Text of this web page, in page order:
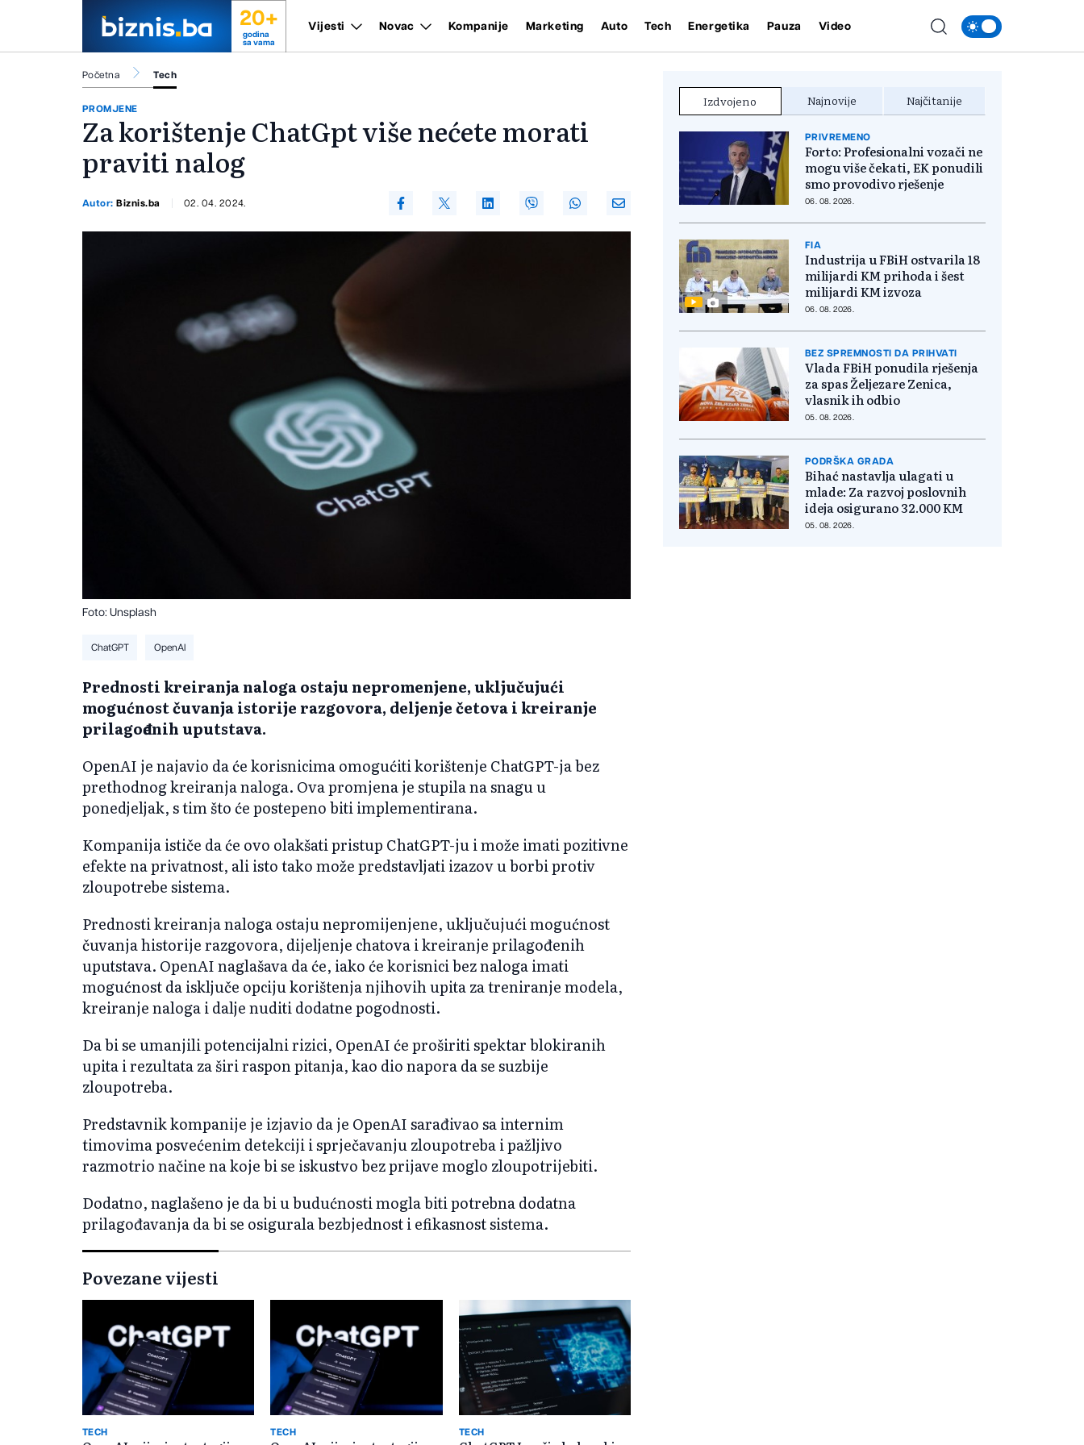
20+
godina
sa vama
Vijesti Novac Kompanije Marketing Auto Tech Energetika Pauza Video
Početna Tech
PROMJENE
Za korištenje ChatGpt više nećete morati
praviti nalog
Autor:Biznis.ba 02. 04. 2024.
Foto: Unsplash
ChatGPT OpenAI
Prednosti kreiranja naloga ostaju nepromenjene, uključujući
mogućnost čuvanja istorije razgovora, deljenje četova i kreiranje
prilagođenih uputstava.
OpenAI je najavio da će korisnicima omogućiti korištenje ChatGPT-ja bez
prethodnog kreiranja naloga. Ova promjena je stupila na snagu u
ponedjeljak, s tim što će postepeno biti implementirana.
Kompanija ističe da će ovo olakšati pristup ChatGPT-ju i može imati pozitivne
efekte na privatnost, ali isto tako može predstavljati izazov u borbi protiv
zloupotrebe sistema.
Prednosti kreiranja naloga ostaju nepromijenjene, uključujući mogućnost
čuvanja historije razgovora, dijeljenje chatova i kreiranje prilagođenih
uputstava. OpenAI naglašava da će, iako će korisnici bez naloga imati
mogućnost da isključe opciju korištenja njihovih upita za treniranje modela,
kreiranje naloga i dalje nuditi dodatne pogodnosti.
Da bi se umanjili potencijalni rizici, OpenAI će proširiti spektar blokiranih
upita i rezultata za širi raspon pitanja, kao dio napora da se suzbije
zloupotreba.
Predstavnik kompanije je izjavio da je OpenAI sarađivao sa internim
timovima posvećenim detekciji i sprječavanju zloupotreba i pažljivo
razmotrio načine na koje bi se iskustvo bez prijave moglo zloupotrijebiti.
Dodatno, naglašeno je da bi u budućnosti mogla biti potrebna dodatna
prilagođavanja da bi se osigurala bezbjednost i efikasnost sistema.
Povezane vijesti
TECH TECH TECH
Izdvojeno Najnovije Najčitanije
PRIVREMENO
Forto: Profesionalni vozači ne
mogu više čekati, EK ponudili
smo provodivo rješenje
06. 08. 2026.
FIA
Industrija u FBiH ostvarila 18
milijardi KM prihoda i šest
milijardi KM izvoza
06. 08. 2026.
BEZ SPREMNOSTI DA PRIHVATI
Vlada FBiH ponudila rješenja
za spas Željezare Zenica,
vlasnik ih odbio
05. 08. 2026.
PODRŠKA GRADA
Bihać nastavlja ulagati u
mlade: Za razvoj poslovnih
ideja osigurano 32.000 KM
05. 08. 2026.